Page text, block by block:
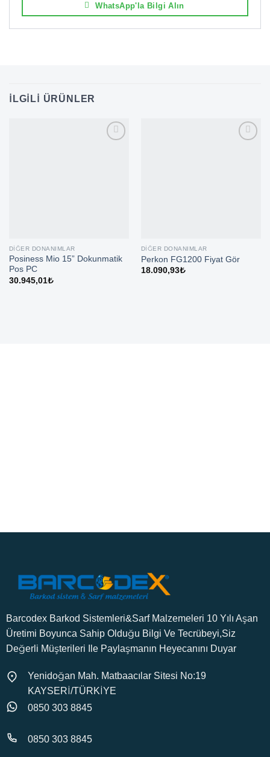
WhatsApp'la Bilgi Alın
İLGILI ÜRÜNLER
DIĞER DONANIMLAR
Posiness Mio 15” Dokunmatik
Pos PC
30.945,01₺
DIĞER DONANIMLAR
Perkon FG1200 Fiyat Gör
18.090,93₺
Barcodex Barkod Sistemleri&Sarf Malzemeleri 10 Yılı Aşan
Üretimi Boyunca Sahip Olduğu Bilgi Ve Tecrübeyi,Siz
Değerli Müşterileri Ile Paylaşmanın Heyecanını Duyar
Yenidoğan Mah. Matbaacılar Sitesi No:19
KAYSERİ/TÜRKİYE
0850 303 8845
0850 303 8845